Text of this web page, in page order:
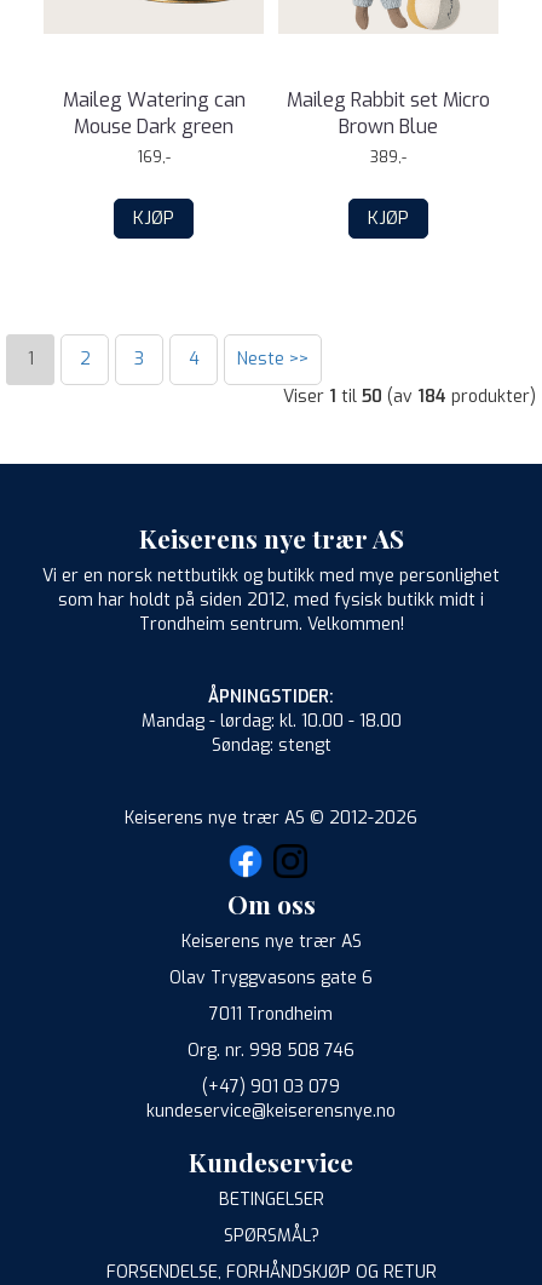
Maileg Watering can
Mouse Dark green
169,-
KJØP
Maileg Rabbit set Micro
Brown Blue
389,-
KJØP
1 2 3 4
Neste >>
Viser 1 til 50 (av 184 produkter)
Keiserens nye trær AS
Vi er en norsk nettbutikk og butikk med mye personlighet
som har holdt på siden 2012, med fysisk butikk midt i
Trondheim sentrum. Velkommen!
ÅPNINGSTIDER:
Mandag - lørdag: kl. 10.00 - 18.00
Søndag: stengt
Keiserens nye trær AS © 2012-2026
Om oss
Keiserens nye trær AS
Olav Tryggvasons gate 6
7011 Trondheim
Org. nr. 998 508 746
(+47) 901 03 079
kundeservice@keiserensnye.no
Kundeservice
BETINGELSER
SPØRSMÅL?
FORSENDELSE, FORHÅNDSKJØP OG RETUR